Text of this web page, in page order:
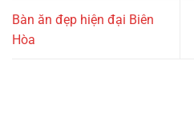
Bàn ăn đẹp hiện đại Biên
Hòa